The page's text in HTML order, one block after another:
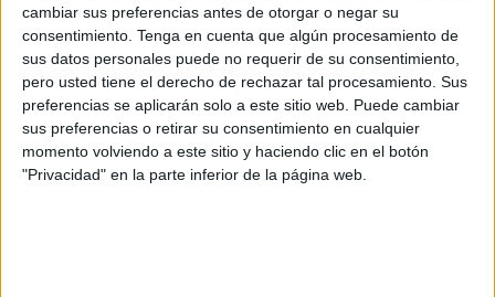
cambiar sus preferencias antes de otorgar o negar su
consentimiento. Tenga en cuenta que algún procesamiento de
sus datos personales puede no requerir de su consentimiento,
pero usted tiene el derecho de rechazar tal procesamiento. Sus
preferencias se aplicarán solo a este sitio web. Puede cambiar
sus preferencias o retirar su consentimiento en cualquier
momento volviendo a este sitio y haciendo clic en el botón
"Privacidad" en la parte inferior de la página web.
Directores creativos: Gonzalo Urriza, Lolo Ortega
y Antonio Castillo
Directora de marcas: Patricia Miguel
Supervisoras de marcas: Susana Pastor y Eva Ruiz
Ejecutivas de marcas: Lydia Ruiz-Espejo y Valle